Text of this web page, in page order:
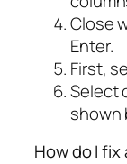
Close
Enter.
First,
Select
shown
How do I